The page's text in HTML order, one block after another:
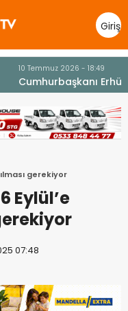
Giriş
Yap
açılışında
gerekiyor
Eylül’e
07:48